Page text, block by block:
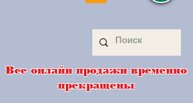
Все онлайн продажи временно
прекращены